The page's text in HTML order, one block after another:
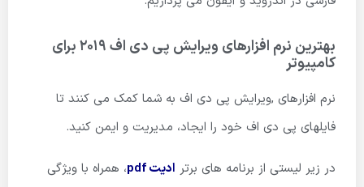
بهترین نرم افزارهای ویرایش پی دی اف ۲۰۱۹ برای
کامپیوتر
نرم افزارهای ,ویرایش پی دی اف به شما کمک می کنند تا
فایلهای پی دی اف خود را ایجاد، مدیریت و ایمن کنید.
در زیر لیستی از برنامه های برتر ادیت pdf
، همراه با ویژگی